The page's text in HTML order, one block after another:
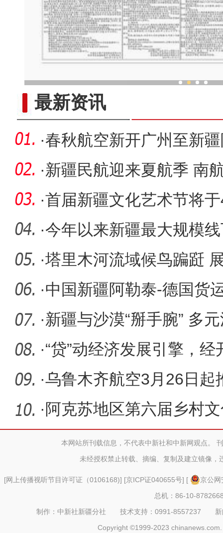
最新资讯
·春秋航空新开广州至新
·新疆民航迎来夏航季 南
年同期
·首届新疆文化艺术节将
·今年以来新疆最大规模
举行 提供
·塔里木河流域候鸟蹁跹
·中国新疆阿勒泰-德国货
·新疆与沙漠“掰手腕” 多
树
·“贷”动经济发展引擎，
务跑
·乌鲁木齐航空3月26日起
· 阿克苏地区第六届乡村
坪县杏花
本网站所刊载信息，不代表中新社和中新网观点。
未经授权禁止转载、摘编、复制及建立镜像，
[网上传播视听节目许可证（0106168)] [京ICP证040655号] [
京公
总机：86-10-
制作：中新社新疆分社 技术支持：0991-8557237
Copyright ©1999-2023